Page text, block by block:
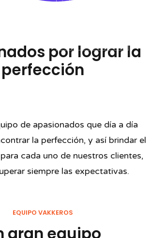
por lograr la
perfección
de apasionados que día a día
la perfección, y así brindar el
cada uno de nuestros clientes,
siempre las expectativas.
EQUIPO VAKKEROS
gran equipo